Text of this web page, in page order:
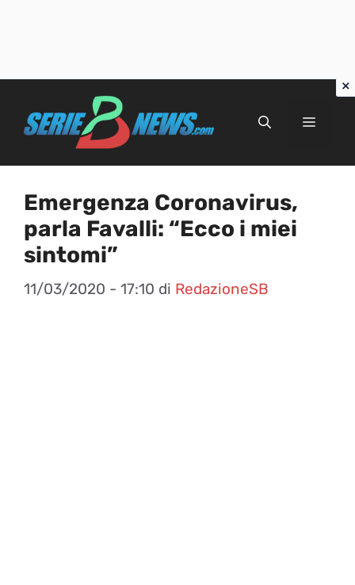
Menu
Emergenza Coronavirus,
parla Favalli: “Ecco i miei
sintomi”
11/03/2020 - 17:10 di RedazioneSB